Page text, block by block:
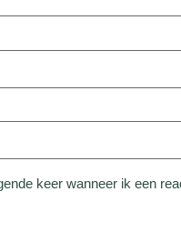
keer wanneer ik een